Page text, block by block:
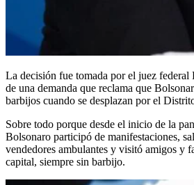
La decisión fue tomada por el juez
de una demanda que reclama que
barbijos cuando se desplazan por el
Sobre todo porque desde el inicio de la
Bolsonaro participó de manifestaciones,
vendedores ambulantes y visitó amigos y
capital, siempre sin barbijo.